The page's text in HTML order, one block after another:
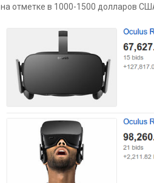
на отметке в 1000-1500 долларов